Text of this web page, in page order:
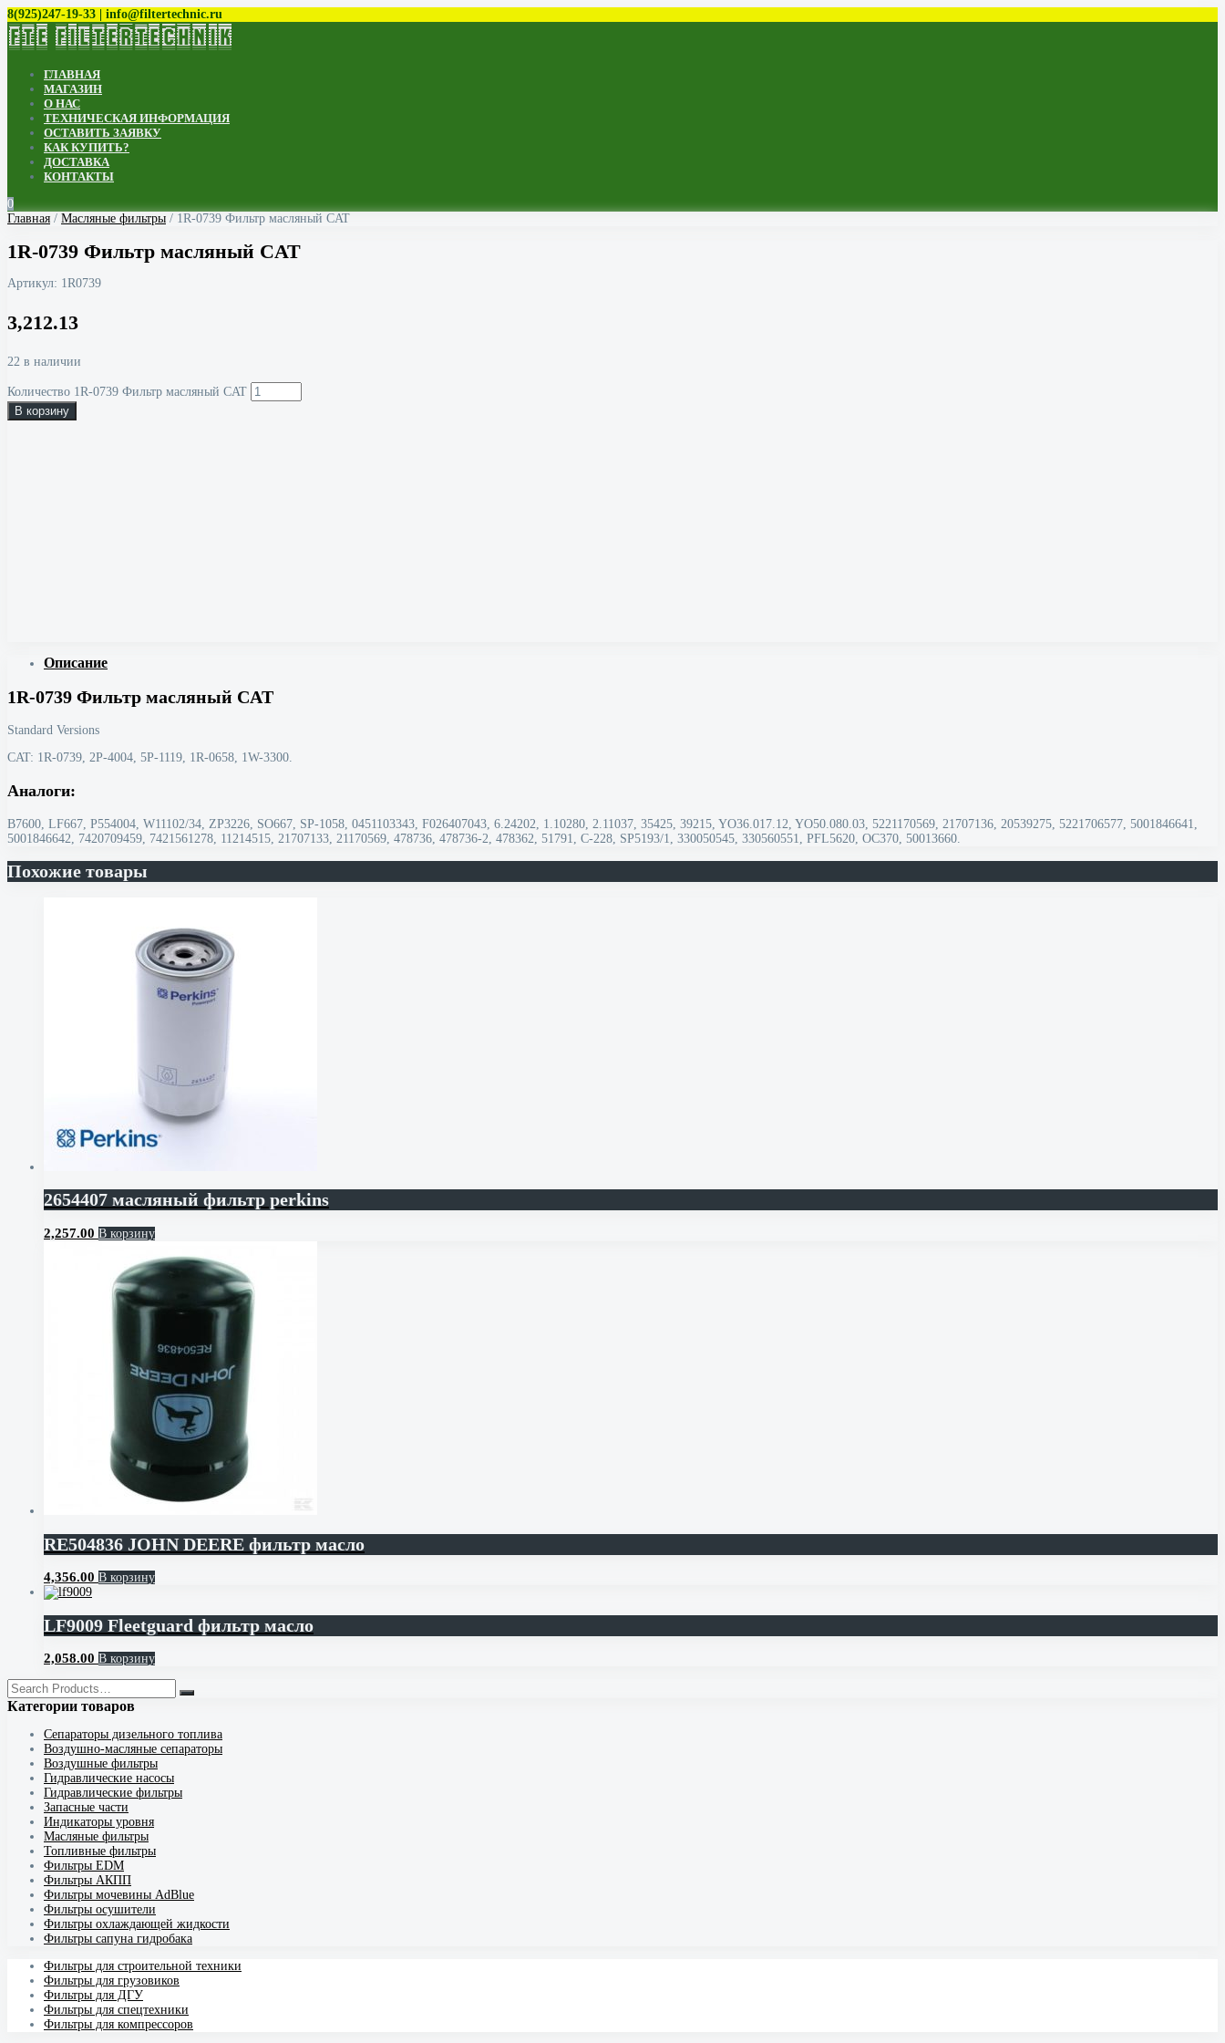
8(925)247-19-33 | info@filtertechnic.ru
ГЛАВНАЯ
МАГАЗИН
О НАС
ТЕХНИЧЕСКАЯ ИНФОРМАЦИЯ
ОСТАВИТЬ ЗАЯВКУ
КАК КУПИТЬ?
ДОСТАВКА
КОНТАКТЫ
0
Главная / Масляные фильтры / 1R-0739 Фильтр масляный CAT
1R-0739 Фильтр масляный CAT
Артикул: 1R0739
3,212.13
22 в наличии
Количество 1R-0739 Фильтр масляный CAT
В корзину
Описание
1R-0739 Фильтр масляный CAT
Standard Versions
CAT: 1R-0739, 2P-4004, 5P-1119, 1R-0658, 1W-3300.
Аналоги:
B7600, LF667, P554004, W11102/34, ZP3226, SO667, SP-1058, 0451103343, F026407043, 6.24202, 1.10280, 2.11037, 35425, 39215, YO36.017.12, YO50.080.03, 5221170569, 21707136, 20539275, 5221706577, 5001846641,
5001846642, 7420709459, 7421561278, 11214515, 21707133, 21170569, 478736, 478736-2, 478362, 51791, C-228, SP5193/1, 330050545, 330560551, PFL5620, OC370, 50013660.
Похожие товары
2654407 масляный фильтр perkins
2,257.00 В корзину
RE504836 JOHN DEERE фильтр масло
4,356.00 В корзину
LF9009 Fleetguard фильтр масло
2,058.00 В корзину
Категории товаров
Cепараторы дизельного топлива
Воздушно-масляные сепараторы
Воздушные фильтры
Гидравлические насосы
Гидравлические фильтры
Запасные части
Индикаторы уровня
Масляные фильтры
Топливные фильтры
Фильтры EDM
Фильтры АКПП
Фильтры мочевины AdBlue
Фильтры осушители
Фильтры охлаждающей жидкости
Фильтры сапуна гидробака
Фильтры для строительной техники
Фильтры для грузовиков
Фильтры для ДГУ
Фильтры для спецтехники
Фильтры для компрессоров